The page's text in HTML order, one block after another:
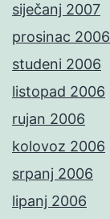
siječanj 2007
prosinac 2006
studeni 2006
listopad 2006
rujan 2006
kolovoz 2006
srpanj 2006
lipanj 2006